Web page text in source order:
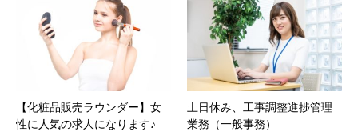
【化粧品販売ラウンダー】女
性に人気の求人になります♪
土日休み、工事調整進捗管理
業務（一般事務）